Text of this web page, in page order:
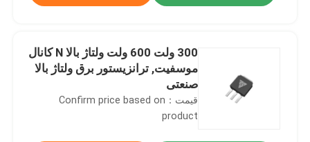
محصولات
درباره ما
300 ولت 600 ولت ولتاژ بالا N کانال
موسفیت, ترانزیستور برق ولتاژ بالا
صنعتی
قیمت：Confirm price based on
product